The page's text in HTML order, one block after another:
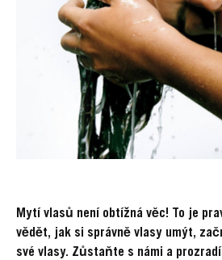
Mytí vlasů není obtížná věc! To je
vědět, jak si správně vlasy umýt,
své vlasy. Zůstaňte s námi a